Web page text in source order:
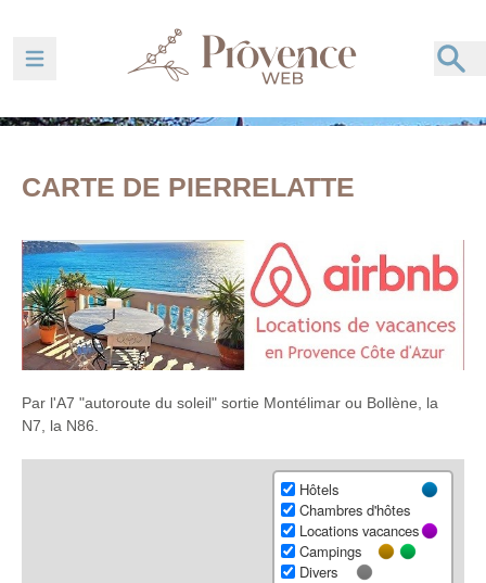
Ouvrir la barre de navigation
CARTE DE PIERRELATTE
Par l'A7 "autoroute du soleil" sortie Montélimar ou Bollène, la
N7, la N86.
Hôtels
Chambres d'hôtes
Locations vacances
Campings
Divers